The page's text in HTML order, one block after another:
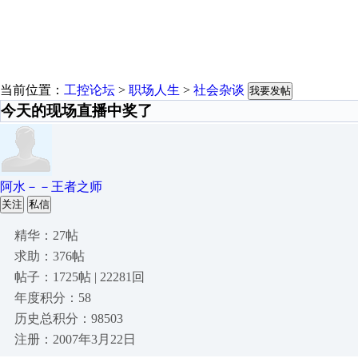
当前位置： 工控论坛 > 职场人生 > 社会杂谈 我要发帖
今天的现场直播中奖了
阿水－－王者之师
关注 私信
精华：27帖
求助：376帖
帖子：1725帖 | 22281回
年度积分：58
历史总积分：98503
注册：2007年3月22日